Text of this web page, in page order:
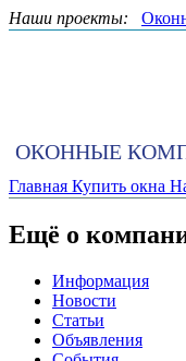
Наши проекты:
ОКОННЫЕ
Главная Купить окна
Ещё о
Информация
Новости
Статьи
Объявления